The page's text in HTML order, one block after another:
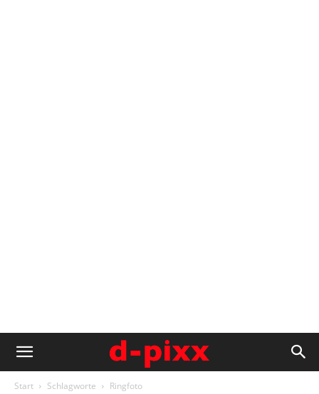
Start Schlagworte Ringfoto